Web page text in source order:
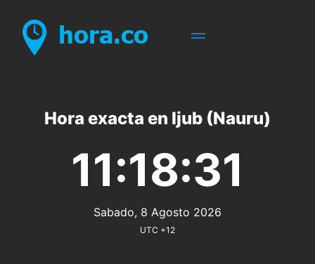
Hora exacta en Ijub (Nauru)
11:18:31
Sabado, 8 Agosto 2026
UTC +12